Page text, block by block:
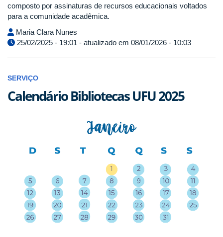
composto por assinaturas de recursos educacionais voltados
para a comunidade acadêmica.
Maria Clara Nunes
25/02/2025 - 19:01 - atualizado em 08/01/2026 - 10:03
SERVIÇO
Calendário Bibliotecas UFU 2025